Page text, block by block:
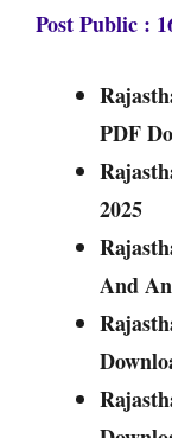
Post Public :
PDF
2025
And